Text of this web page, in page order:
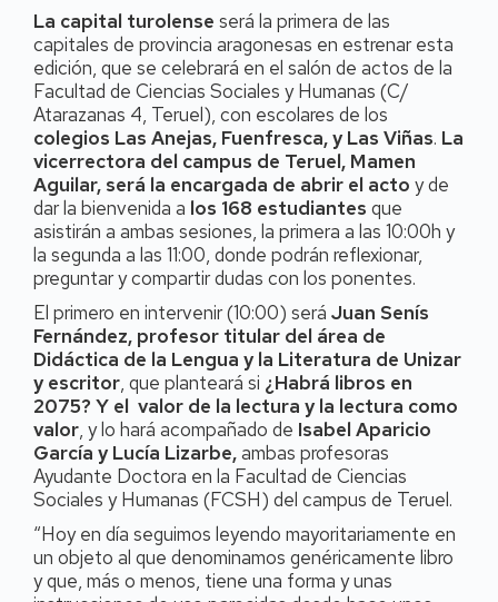
La capital turolense será la primera de las
capitales de provincia aragonesas en estrenar esta
edición, que se celebrará en el salón de actos de la
Facultad de Ciencias Sociales y Humanas (C/
Atarazanas 4, Teruel), con escolares de los
colegios Las Anejas, Fuenfresca, y Las Viñas. La
vicerrectora del campus de Teruel, Mamen
Aguilar, será la encargada de abrir el acto y de
dar la bienvenida a los 168 estudiantes que
asistirán a ambas sesiones, la primera a las 10:00h y
la segunda a las 11:00, donde podrán reflexionar,
preguntar y compartir dudas con los ponentes.
El primero en intervenir (10:00) será Juan Senís
Fernández, profesor titular del área de
Didáctica de la Lengua y la Literatura de Unizar
y escritor, que planteará si ¿Habrá libros en
2075? Y el valor de la lectura y la lectura como
valor, y lo hará acompañado de Isabel Aparicio
García y Lucía Lizarbe,ambas profesoras
Ayudante Doctora en la Facultad de Ciencias
Sociales y Humanas (FCSH) del campus de Teruel.
“Hoy en día seguimos leyendo mayoritariamente en
un objeto al que denominamos genéricamente libro
y que, más o menos, tiene una forma y unas